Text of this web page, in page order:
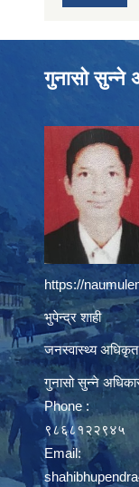
गुनासो सुन्ने
https://
भुपेन्द्र शाही
जनस्वास्थ्य अधिकृत
गुनासो सुन्ने
Phone :
९८६८१२२९४५
Email: